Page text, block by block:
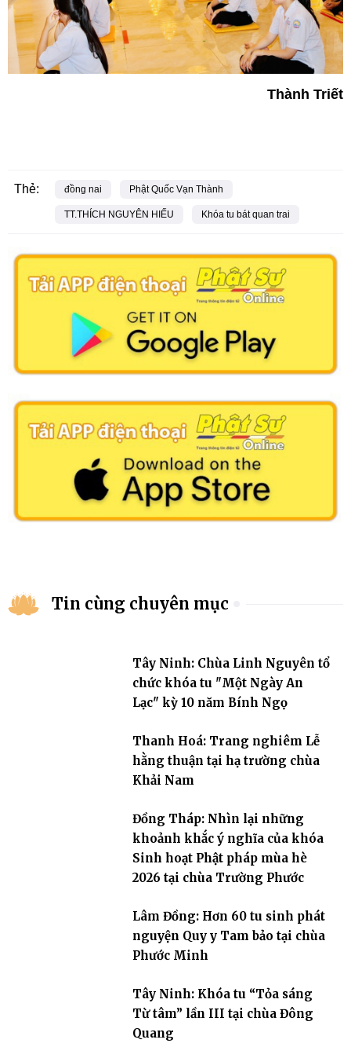
Thành Triết
Thẻ: đồng nai Phật Quốc Vạn Thành
TT.THÍCH NGUYÊN HIẾU Khóa tu bát quan trai
Tin cùng chuyên mục
Tây Ninh: Chùa Linh Nguyên tổ
chức khóa tu "Một Ngày An
Lạc" kỳ 10 năm Bính Ngọ
Thanh Hoá: Trang nghiêm Lễ
hằng thuận tại hạ trường chùa
Khải Nam
Đồng Tháp: Nhìn lại những
khoảnh khắc ý nghĩa của khóa
Sinh hoạt Phật pháp mùa hè
2026 tại chùa Trường Phước
Lâm Đồng: Hơn 60 tu sinh phát
nguyện Quy y Tam bảo tại chùa
Phước Minh
Tây Ninh: Khóa tu “Tỏa sáng
Từ tâm” lần III tại chùa Đông
Quang